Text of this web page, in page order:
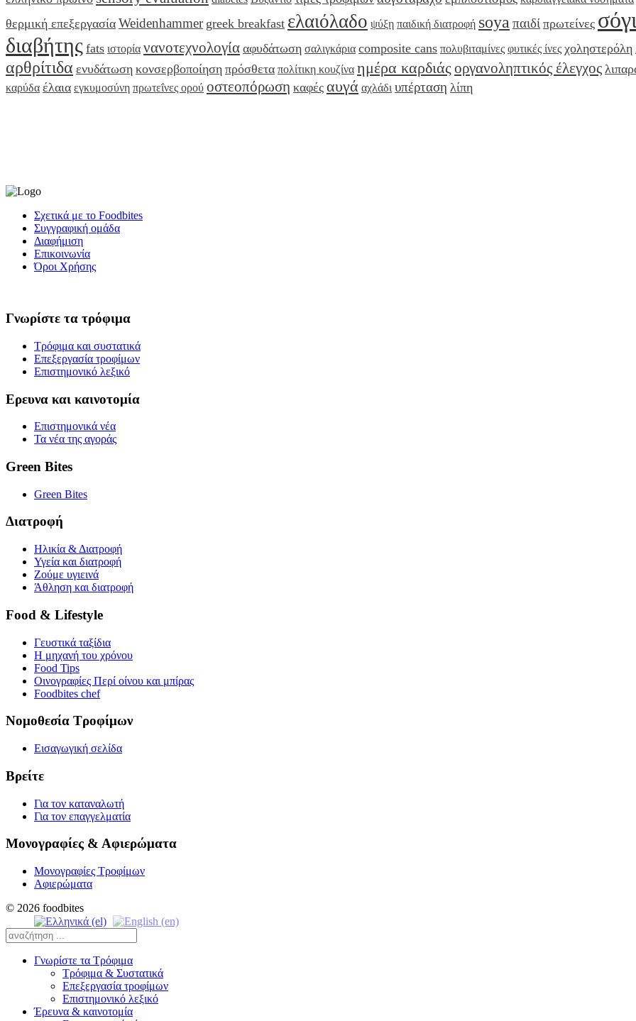
θερμική επεξεργασία Weidenhammer greek breakfast ελαιόλαδο ψύξη παιδική διατροφή soyaπαιδί πρωτείνες
διαβήτης fats ιστορία νανοτεχνολογία αφυδάτωση σαλιγκάρια composite cans πολυβιταμίνες φυτικές ίνες χοληστερόλη
αρθρίτιδα ενυδάτωση κονσερβοποίηση πρόσθετα πολίτικη κουζίνα ημέρα καρδιάς οργανοληπτικός έλεγχος
καρύδα έλαια εγκυμοσύνη πρωτεΐνες ορού οστεοπόρωση καφές αυγά αχλάδι υπέρταση λίπη
Σχετικά με το Foodbites
Συγγραφική ομάδα
Διαφήμιση
Επικοινωνία
Όροι Χρήσης
Γνωρίστε τα τρόφιμα
Τρόφιμα και συστατικά
Επεξεργασία τροφίμων
Επιστημονικό λεξικό
Ερευνα και καινοτομία
Επιστημονικά νέα
Τα νέα της αγοράς
Green Bites
Green Bites
Διατροφή
Ηλικία & Διατροφή
Υγεία και διατροφή
Ζούμε υγιεινά
Άθληση και διατροφή
Food & Lifestyle
Γευστικά ταξίδια
Η μηχανή του χρόνου
Food Tips
Οινογραφίες Περί οίνου και μπίρας
Foodbites chef
Νομοθεσία Τροφίμων
Εισαγωγική σελίδα
Βρείτε
Για τον καταναλωτή
Για τον επαγγελματία
Μονογραφίες & Αφιερώματα
Μονογραφίες Τροφίμων
Αφιερώματα
© 2026 foodbites
Γνωρίστε τα Τρόφιμα
Τρόφιμα & Συστατικά
Επεξεργασία τροφίμων
Επιστημονικό λεξικό
Έρευνα & καινοτομία